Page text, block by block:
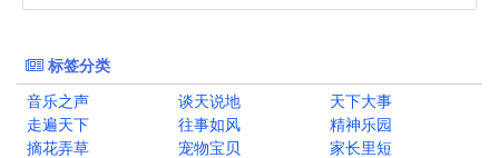
标签分类
音乐之声
谈天说地
天下大事
走遍天下
往事如风
精神乐园
摘花弄草
宠物宝贝
家长里短